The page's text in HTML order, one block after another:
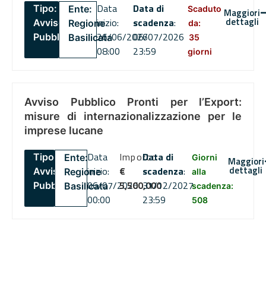
Tipo:
Avviso
Pubblico
Ente:
Regione
Basilicata
Data
inizio:
26/06/2026
08:00
Data di
scadenza:
06/07/2026
23:59
Scaduto
da:
35
giorni
Maggiori
dettagli
Avviso Pubblico Pronti per l’Export:
misure di internazionalizzazione per le
imprese lucane
Tipo:
Avviso
Pubblico
Ente:
Regione
Basilicata
Data
inizio:
06/07/2026
00:00
Importo
€
5,500,000
Data di
scadenza:
31/12/2027
23:59
Giorni
alla
scadenza:
508
Maggiori
dettagli